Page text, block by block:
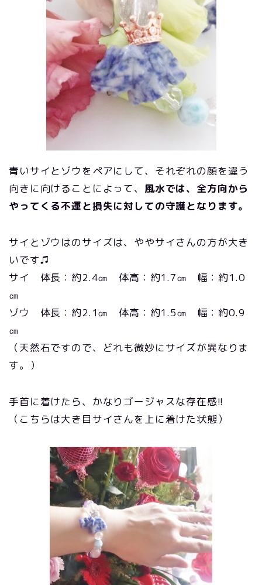
青いサイとゾウをペアにして、それぞれの顔を違う
向きに向けることによって、 風水では、全方向から
やってくる不運と損失に対しての守護となります。
サイとゾウはのサイズは、ややサイさんの方が大き
いです♫
サイ 体長：約2.4㎝ 体高：約1.7㎝ 幅：約1.0
㎝
ゾウ 体長：約2.1㎝ 体高：約1.5㎝ 幅：約0.9
㎝
（天然石ですので、どれも微妙にサイズが異なりま
す。）
手首に着けたら、かなりゴージャスな存在感!!
（こちらは大き目サイさんを上に着けた状態）